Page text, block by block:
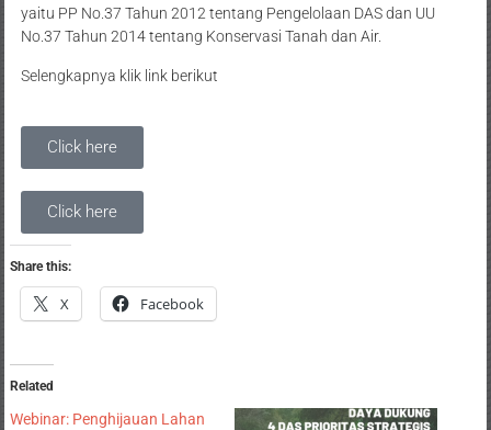
yaitu PP No.37 Tahun 2012 tentang Pengelolaan DAS dan UU
No.37 Tahun 2014 tentang Konservasi Tanah dan Air.
Selengkapnya klik link berikut
Click here
Click here
Share this:
X Facebook
Related
Webinar: Penghijauan Lahan